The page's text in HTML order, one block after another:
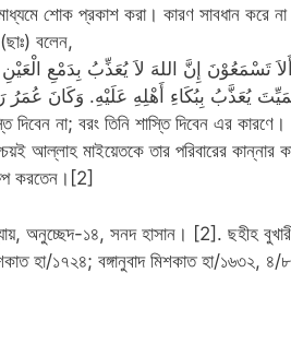
শোক প্রকাশ করা। কারণ সাবধান করে না
বলেন,
أَلاَ تَسْمَعُوْنَ إِنَّ اللهَ لاَ يُعَذِّبُ بِدَمْعِ
يُعَذَّبُ بِبُكَاءِ أَهْلِهِ عَلَيْهِ. وَكَانَ
না; বরং তিনি শাস্তি দিবেন এর কারণে।
আল্লাহ মাইয়েতকে তার পরিবারের কান্নার
করতেন।[2]
অনুচ্ছেদ-১৪, সনদ হাসান। [2]. ছহীহ
হা/১৭২৪; বঙ্গানুবাদ মিশকাত হা/১৬৩২, ৪/